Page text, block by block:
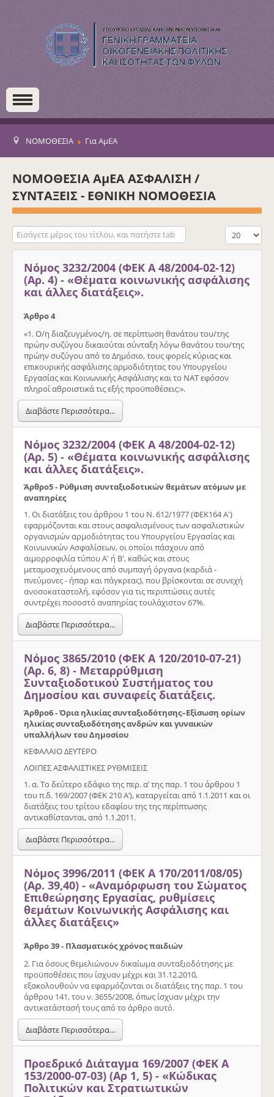
ΝΟΜΟΘΕΣΙΑ Για ΑμΕΑ
ΝΟΜΟΘΕΣΙΑ ΑμΕΑ ΑΣΦΑΛΙΣΗ /
ΣΥΝΤΑΞΕΙΣ - ΕΘΝΙΚΗ ΝΟΜΟΘΕΣΙΑ
Εισάγετε μέρος του τίτλου, και πατήστε tab Εμφάνιση #
Νόμος 3232/2004 (ΦΕΚ Α 48/2004-02-12)
(Αρ. 4) - «Θέματα κοινωνικής ασφάλισης
και άλλες διατάξεις».
Άρθρο 4
«1. Ο/η διαζευγμένος/η, σε περίπτωση θανάτου του/της
πρώην συζύγου δικαιούται σύνταξη λόγω θανάτου του/της
πρώην συζύγου από το Δημόσιο, τους φορείς κύριας και
επικουρικής ασφάλισης αρμοδιότητας του Υπουργείου
Εργασίας και Κοινωνικής Ασφάλισης και το ΝΑΤ εφόσον
πληροί αθροιστικά τις εξής προϋποθέσεις:».
Διαβάστε Περισσότερα...
Νόμος 3232/2004 (ΦΕΚ Α 48/2004-02-12)
(Αρ. 5) - «Θέματα κοινωνικής ασφάλισης
και άλλες διατάξεις».
Άρθρο5 - Ρύθμιση συνταξιοδοτικών θεμάτων ατόμων με
αναπηρίες
1. Οι διατάξεις του άρθρου 1 του Ν. 612/1977 (ΦΕΚ164 Α')
εφαρμόζονται και στους ασφαλισμένους των ασφαλιστικών
οργανισμών αρμοδιότητας του Υπουργείου Εργασίας και
Κοινωνικών Ασφαλίσεων, οι οποίοι πάσχουν από
αιμορροφιλία τύπου Α' ή Β', καθώς και στους
μεταμοσχευόμενους από συμπαγή όργανα (καρδιά -
πνεύμονες - ήπαρ και πάγκρεας), που βρίσκονται σε συνεχή
ανοσοκαταστολή, εφόσον για τις περιπτώσεις αυτές
συντρέχει ποσοστό αναπηρίας τουλάχιστον 67%.
Διαβάστε Περισσότερα...
Νόμος 3865/2010 (ΦΕΚ Α 120/2010-07-21)
(Αρ. 6, 8) - Μεταρρύθμιση
Συνταξιοδοτικού Συστήματος του
Δημοσίου και συναφείς διατάξεις.
Άρθρο6 -Όρια ηλικίας συνταξιοδότησης–Εξίσωση ορίων
ηλικίας συνταξιοδότησης ανδρών και γυναικών
υπαλλήλων του Δημοσίου
ΚΕΦΑΛΑΙΟ ΔΕΥΤΕΡΟ
ΛΟΙΠΕΣ ΑΣΦΑΛΙΣΤΙΚΕΣ ΡΥΘΜΙΣΕΙΣ
1. α. Το δεύτερο εδάφιο της περ. α’ της παρ. 1 του άρθρου 1
του π.δ. 169/2007 (ΦΕΚ 210 Α’), καταργείται από 1.1.2011 και οι
διατάξεις του τρίτου εδαφίου της της περίπτωσης
αντικαθίστανται, από 1.1.2011.
Διαβάστε Περισσότερα...
Νόμος 3996/2011 (ΦΕΚ Α 170/2011/08/05)
(Αρ. 39,40) - «Αναμόρφωση του Σώματος
Επιθεώρησης Εργασίας, ρυθμίσεις
θεμάτων Κοινωνικής Ασφάλισης και
άλλες διατάξεις»
Άρθρο 39 - Πλασματικός χρόνος παιδιών
2. Για όσους θεμελιώνουν δικαίωμα συνταξιοδότησης με
προϋποθέσεις που ίσχυαν μέχρι και 31.12.2010,
εξακολουθούν να εφαρμόζονται οι διατάξεις της παρ. 1 του
άρθρου 141, του ν. 3655/2008, όπως ίσχυαν μέχρι την
αντικατάστασή τους από το άρθρο αυτό.
Διαβάστε Περισσότερα...
Προεδρικό Διάταγμα 169/2007 (ΦΕΚ Α
153/2000-07-03) (Αρ 1, 5) - «Κώδικας
Πολιτικών και Στρατιωτικών